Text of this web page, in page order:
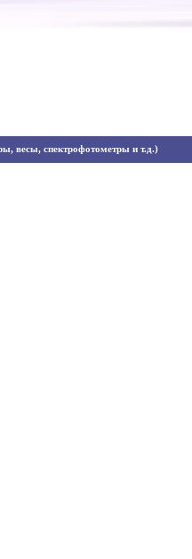
весы, спектрофотометры и т.д.)